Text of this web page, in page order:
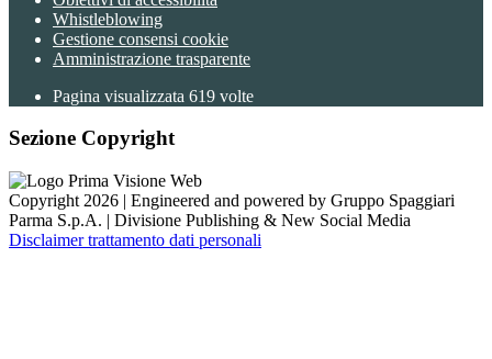
Whistleblowing
Gestione consensi cookie
Amministrazione trasparente
Pagina visualizzata 619 volte
Sezione Copyright
Copyright 2026 | Engineered and powered by Gruppo Spaggiari
Parma S.p.A. | Divisione Publishing & New Social Media
Disclaimer trattamento dati personali